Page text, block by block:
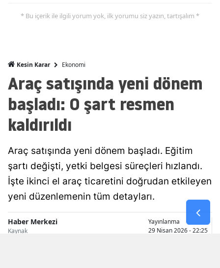
İzmir
Kayseri
Konya
Kütahya
Malatya
Manisa
* Bu içerik ile ilgili yorum yok, ilk yorumu siz yazın, tartışalım *
Kesin Karar Ekonomi
Araç satışında yeni dönem
başladı: O şart resmen
kaldırıldı
Araç satışında yeni dönem başladı. Eğitim
şartı değişti, yetki belgesi süreçleri hızlandı.
İşte ikinci el araç ticaretini doğrudan etkileyen
yeni düzenlemenin tüm detayları.
Haber Merkezi
Kaynak
Yayınlanma
29 Nisan 2026 - 22:25